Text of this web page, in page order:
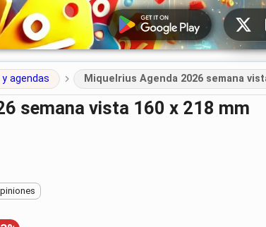
Redes
agendas Miquelrius Agenda 2026 semana
semana vista 160 x 218 mm